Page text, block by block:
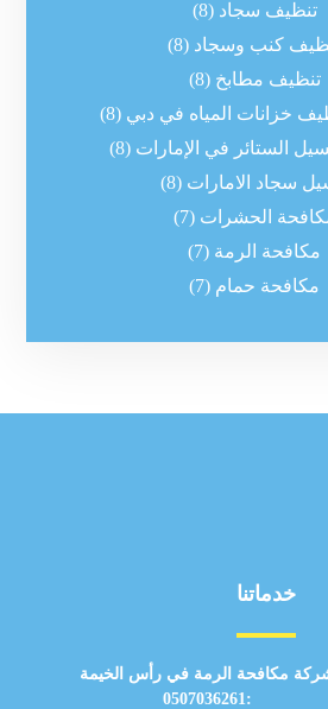
تنظيف سجاد (8)
كنب وسجاد (8)
تنظيف مطابخ (8)
خزانات المياه في دبي (8)
الستائر في الإمارات (8)
سجاد الامارات (8)
الحشرات (7)
مكافحة الرمة (7)
مكافحة حمام (7)
خدماتنا
مكافحة الرمة في رأس الخيمة
:0507036261